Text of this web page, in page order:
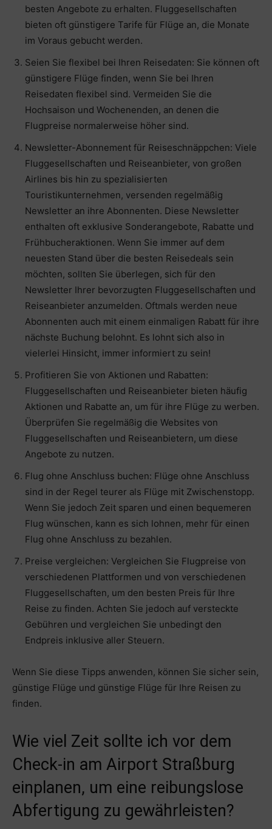
besten Angebote zu erhalten. Fluggesellschaften
bieten oft günstigere Tarife für Flüge an, die Monate
im Voraus gebucht werden.
Seien Sie flexibel bei Ihren Reisedaten: Sie können oft
günstigere Flüge finden, wenn Sie bei Ihren
Reisedaten flexibel sind. Vermeiden Sie die
Hochsaison und Wochenenden, an denen die
Flugpreise normalerweise höher sind.
Newsletter-Abonnement für Reiseschnäppchen: Viele
Fluggesellschaften und Reiseanbieter, von großen
Airlines bis hin zu spezialisierten
Touristikunternehmen, versenden regelmäßig
Newsletter an ihre Abonnenten. Diese Newsletter
enthalten oft exklusive Sonderangebote, Rabatte und
Frühbucheraktionen. Wenn Sie immer auf dem
neuesten Stand über die besten Reisedeals sein
möchten, sollten Sie überlegen, sich für den
Newsletter Ihrer bevorzugten Fluggesellschaften und
Reiseanbieter anzumelden. Oftmals werden neue
Abonnenten auch mit einem einmaligen Rabatt für ihre
nächste Buchung belohnt. Es lohnt sich also in
vielerlei Hinsicht, immer informiert zu sein!
Profitieren Sie von Aktionen und Rabatten:
Fluggesellschaften und Reiseanbieter bieten häufig
Aktionen und Rabatte an, um für ihre Flüge zu werben.
Überprüfen Sie regelmäßig die Websites von
Fluggesellschaften und Reiseanbietern, um diese
Angebote zu nutzen.
Flug ohne Anschluss buchen: Flüge ohne Anschluss
sind in der Regel teurer als Flüge mit Zwischenstopp.
Wenn Sie jedoch Zeit sparen und einen bequemeren
Flug wünschen, kann es sich lohnen, mehr für einen
Flug ohne Anschluss zu bezahlen.
Preise vergleichen: Vergleichen Sie Flugpreise von
verschiedenen Plattformen und von verschiedenen
Fluggesellschaften, um den besten Preis für Ihre
Reise zu finden. Achten Sie jedoch auf versteckte
Gebühren und vergleichen Sie unbedingt den
Endpreis inklusive aller Steuern.
Wenn Sie diese Tipps anwenden, können Sie sicher sein,
günstige Flüge und günstige Flüge für Ihre Reisen zu
finden.
Wie viel Zeit sollte ich vor dem
Check-in am Airport Straßburg
einplanen, um eine reibungslose
Abfertigung zu gewährleisten?